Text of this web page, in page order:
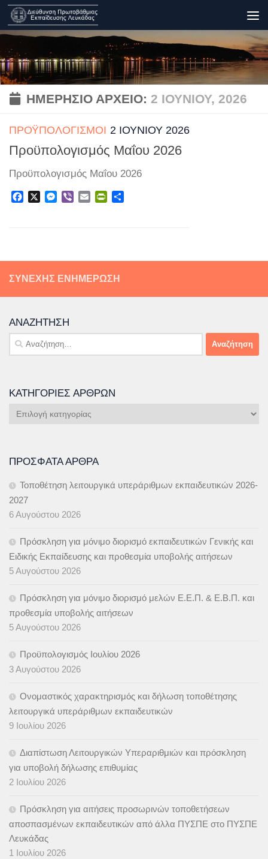
Skip to content
ΗΜΕΡΉΣΙΟ ΑΡΧΕΊΟ: 2 ΙΟΥΝΊΟΥ, 2026
ΠΡΟΫΠΟΛΟΓΙΣΜΟΊ 2 ΙΟΥΝΊΟΥ 2026
Προϋπολογισμός Μαΐου 2026
Προϋπολογισμός Μαΐου 2026
FacebookMessenger
Viber EmailPrintFriendly
ΣΥΝΕΧΉΣ ΕΝΗΜΈΡΩΣΗ
ΑΝΑΖΉΤΗΣΗ
Αναζήτηση
για:
ΚΑΤΗΓΟΡΊΕΣ ΆΡΘΡΩΝ
Κατηγορίες
ΠΡΌΣΦΑΤΑ ΆΡΘΡΑ
Τοποθέτηση λειτουργικά υπεράριθμων εκπαιδευτικών 2026-
2027
6 Αυγούστου 2026
Πρόσκληση για μόνιμο διορισμό εκπαιδευτικών Γενικής και
Ειδικής Εκπαίδευσης και προθεσμία υποβολής αιτήσεων
5 Αυγούστου 2026
Πρόσκληση για μόνιμο διορισμό μελών Ε.Ε.Π. & Ε.Β.Π. και
προθεσμία υποβολής αιτήσεων
5 Αυγούστου 2026
Προϋπολογισμός Ιουλίου 2026
3 Αυγούστου 2026
Ονομαστικός χαρακτηρισμός και δήλωση τοποθέτησης
λειτουργικά υπεράριθμων εκπαιδευτικών
9 Ιουλίου 2026
Διαπίστωση Λειτουργικών Υπεραριθμιών και πρόσκληση
για υποβολή δήλωσης επιθυμίας
2 Ιουλίου 2026
Πρόσκληση για αιτήσεις προσωρινών τοποθετήσεων
αποσπασμένων εκπαιδευτικών από άλλα ΠΥΣΠΕ στο ΠΥΣΠΕ
Λευκάδας
1 Ιουλίου 2026